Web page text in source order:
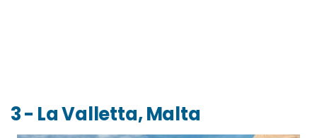
3 - La Valletta, Malta